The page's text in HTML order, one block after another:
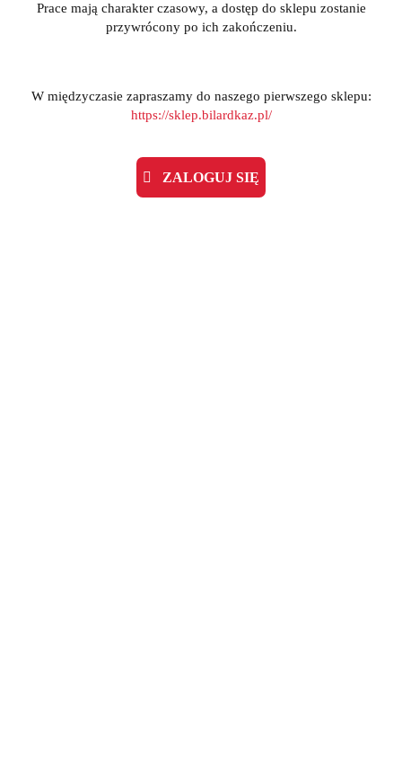
Prace mają charakter czasowy, a dostęp do sklepu zostanie
przywrócony po ich zakończeniu.
W międzyczasie zapraszamy do naszego pierwszego sklepu:
https://sklep.bilardkaz.pl/
ZALOGUJ SIĘ